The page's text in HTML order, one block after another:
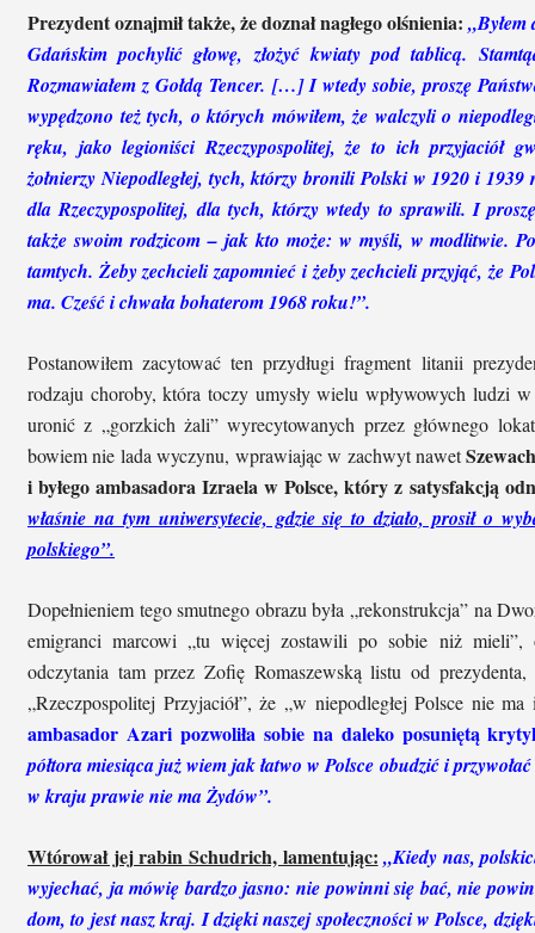
Prezydent oznajmił także, że doznał nagłego olśnienia:
Gdańskim pochylić głowę, złożyć kwiaty pod tablicą.
Rozmawiałem z Gołdą Tencer. […] I wtedy sobie, proszę
wypędzono też tych, o których mówiłem, że walczyli o
ręku, jako legioniści Rzeczypospolitej, że to ich przyjaciół
żołnierzy Niepodległej, tych, którzy bronili Polski w 1920 i
dla Rzeczypospolitej, dla tych, którzy wtedy to sprawili. I
także swoim rodzicom – jak kto może: w myśli, w modlitwie.
tamtych. Żeby zechcieli zapomnieć i żeby zechcieli przyjąć, że
ma. Cześć i chwała bohaterom 1968 roku!”.
Postanowiłem zacytować ten przydługi fragment litanii
rodzaju choroby, która toczy umysły wielu wpływowych ludzi
uronić z „gorzkich żali” wyrecytowanych przez głównego
bowiem nie lada wyczynu, wprawiając w zachwyt nawet
i byłego ambasadora Izraela w Polsce, który z satysfakcją
właśnie na tym uniwersytecie, gdzie się to działo, prosił o
polskiego”.
Dopełnieniem tego smutnego obrazu była „rekonstrukcja” na
emigranci marcowi „tu więcej zostawili po sobie niż mieli”,
odczytania tam przez Zofię Romaszewską listu od
„Rzeczpospolitej Przyjaciół”, że „w niepodległej Polsce nie
ambasador Azari pozwoliła sobie na daleko posuniętą
półtora miesiąca już wiem jak łatwo w Polsce obudzić i
w kraju prawie nie ma Żydów”.
Wtórował jej rabin Schudrich, lamentując: „Kiedy nas,
wyjechać, ja mówię bardzo jasno: nie powinni się bać, nie
dom, to jest nasz kraj. I dzięki naszej społeczności w Polsce,